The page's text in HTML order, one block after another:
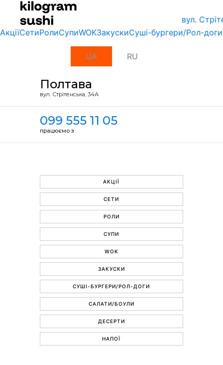
вул.
АкціїСетиРолиСупиWOKЗакускиСуші-бургери/Рол-доги
UA RU
Полтава
вул. Стрiтенська, 34А
099 555 11 05
працюємо з
АКЦІЇ
СЕТИ
РОЛИ
СУПИ
WOK
ЗАКУСКИ
СУШІ-БУРГЕРИ/РОЛ-ДОГИ
САЛАТИ/БОУЛИ
ДЕСЕРТИ
НАПОЇ